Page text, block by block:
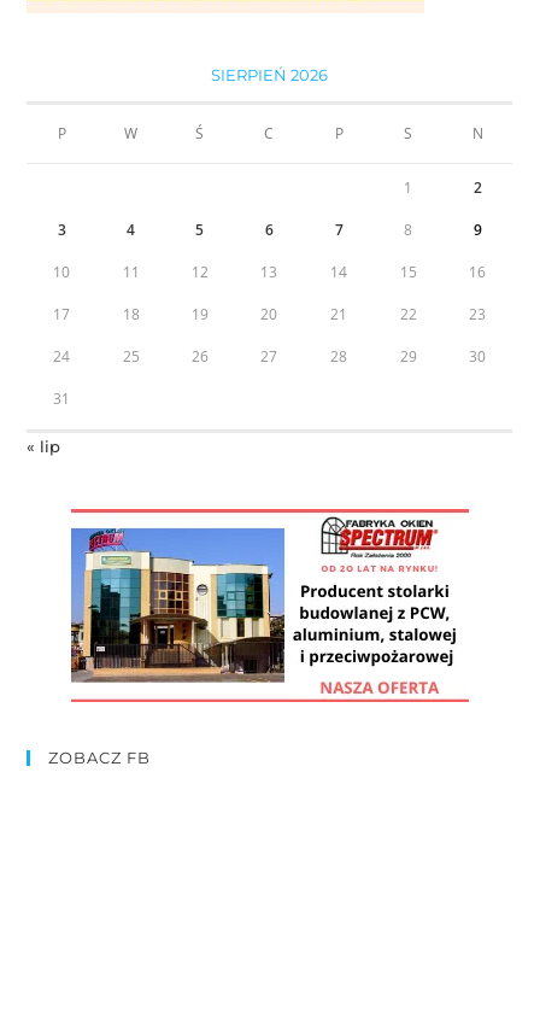
SIERPIEŃ 2026
P W Ś C P S N
1 2
3 4 5 6 7 8 9
10 11 12 13 14 15 16
17 18 19 20 21 22 23
24 25 26 27 28 29 30
31
« lip
ZOBACZ FB